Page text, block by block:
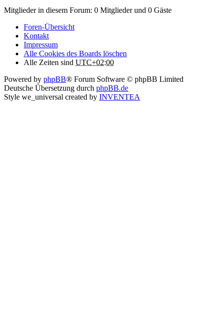
Mitglieder in diesem Forum: 0 Mitglieder und 0 Gäste
Foren-Übersicht
Kontakt
Impressum
Alle Cookies des Boards löschen
Alle Zeiten sind UTC+02:00
Powered by phpBB® Forum Software © phpBB Limited
Deutsche Übersetzung durch phpBB.de
Style we_universal created by INVENTEA